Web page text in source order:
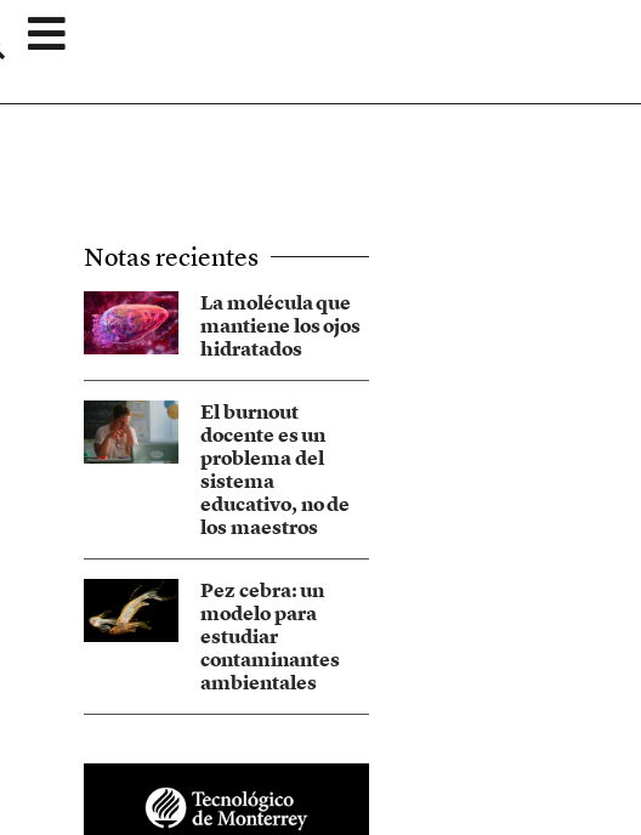
Notas recientes
La molécula que
mantiene los ojos
hidratados
El burnout
docente es un
problema del
sistema
educativo, no de
los maestros
Pez cebra: un
modelo para
estudiar
contaminantes
ambientales